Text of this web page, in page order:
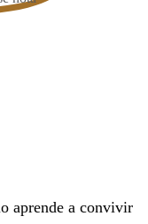
aprende a convivir